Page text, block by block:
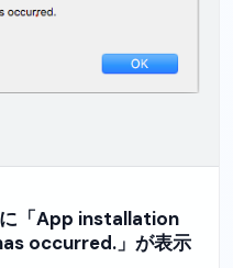
「App installation
occurred.」が表示